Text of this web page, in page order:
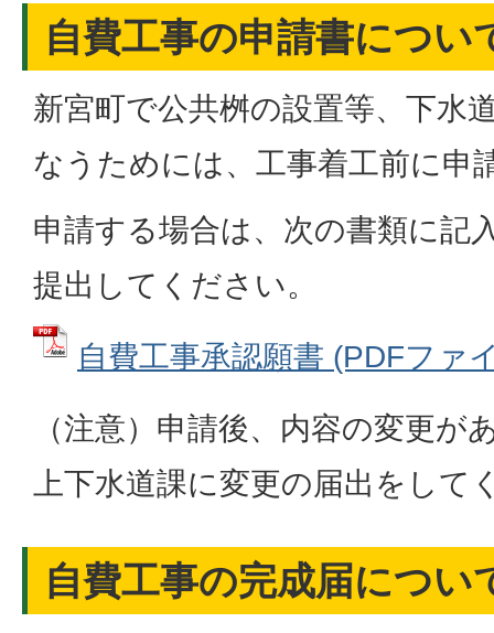
自費工事の申請書につい
新宮町で公共桝の設置等、下水
なうためには、工事着工前に申
申請する場合は、次の書類に記
提出してください。
自費工事承認願書 (PDFファ
（注意）申請後、内容の変更が
上下水道課に変更の届出をして
自費工事の完成届につい